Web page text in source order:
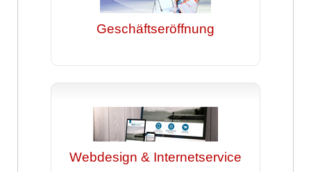
Geschäftseröffnung
Webdesign & Internetservice